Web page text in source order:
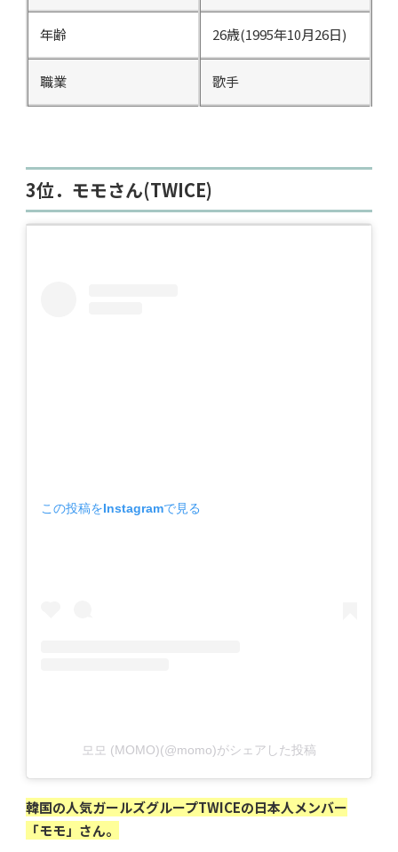
年齢 26歳(1995年10月26日)
職業 歌手
3位．モモさん(TWICE)
この投稿をInstagramで見る
모모 (MOMO)(@momo)がシェアした投稿
韓国の人気ガールズグループTWICEの日本人メンバー
「モモ」さん。